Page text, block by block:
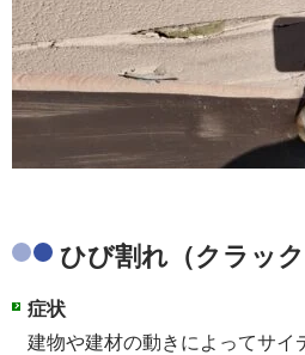
ひび割れ（クラック
症状
建物や建材の動きによってサイ